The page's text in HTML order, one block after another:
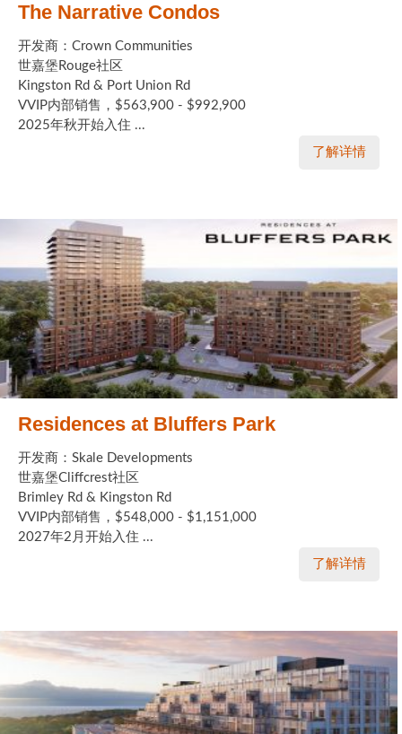
The Narrative Condos
开发商：Crown Communities
世嘉堡Rouge社区
Kingston Rd & Port Union Rd
VVIP内部销售，$563,900 - $992,900
2025年秋开始入住 ...
了解详情
Residences at Bluffers Park
开发商：Skale Developments
世嘉堡Cliffcrest社区
Brimley Rd & Kingston Rd
VVIP内部销售，$548,000 - $1,151,000
2027年2月开始入住 ...
了解详情